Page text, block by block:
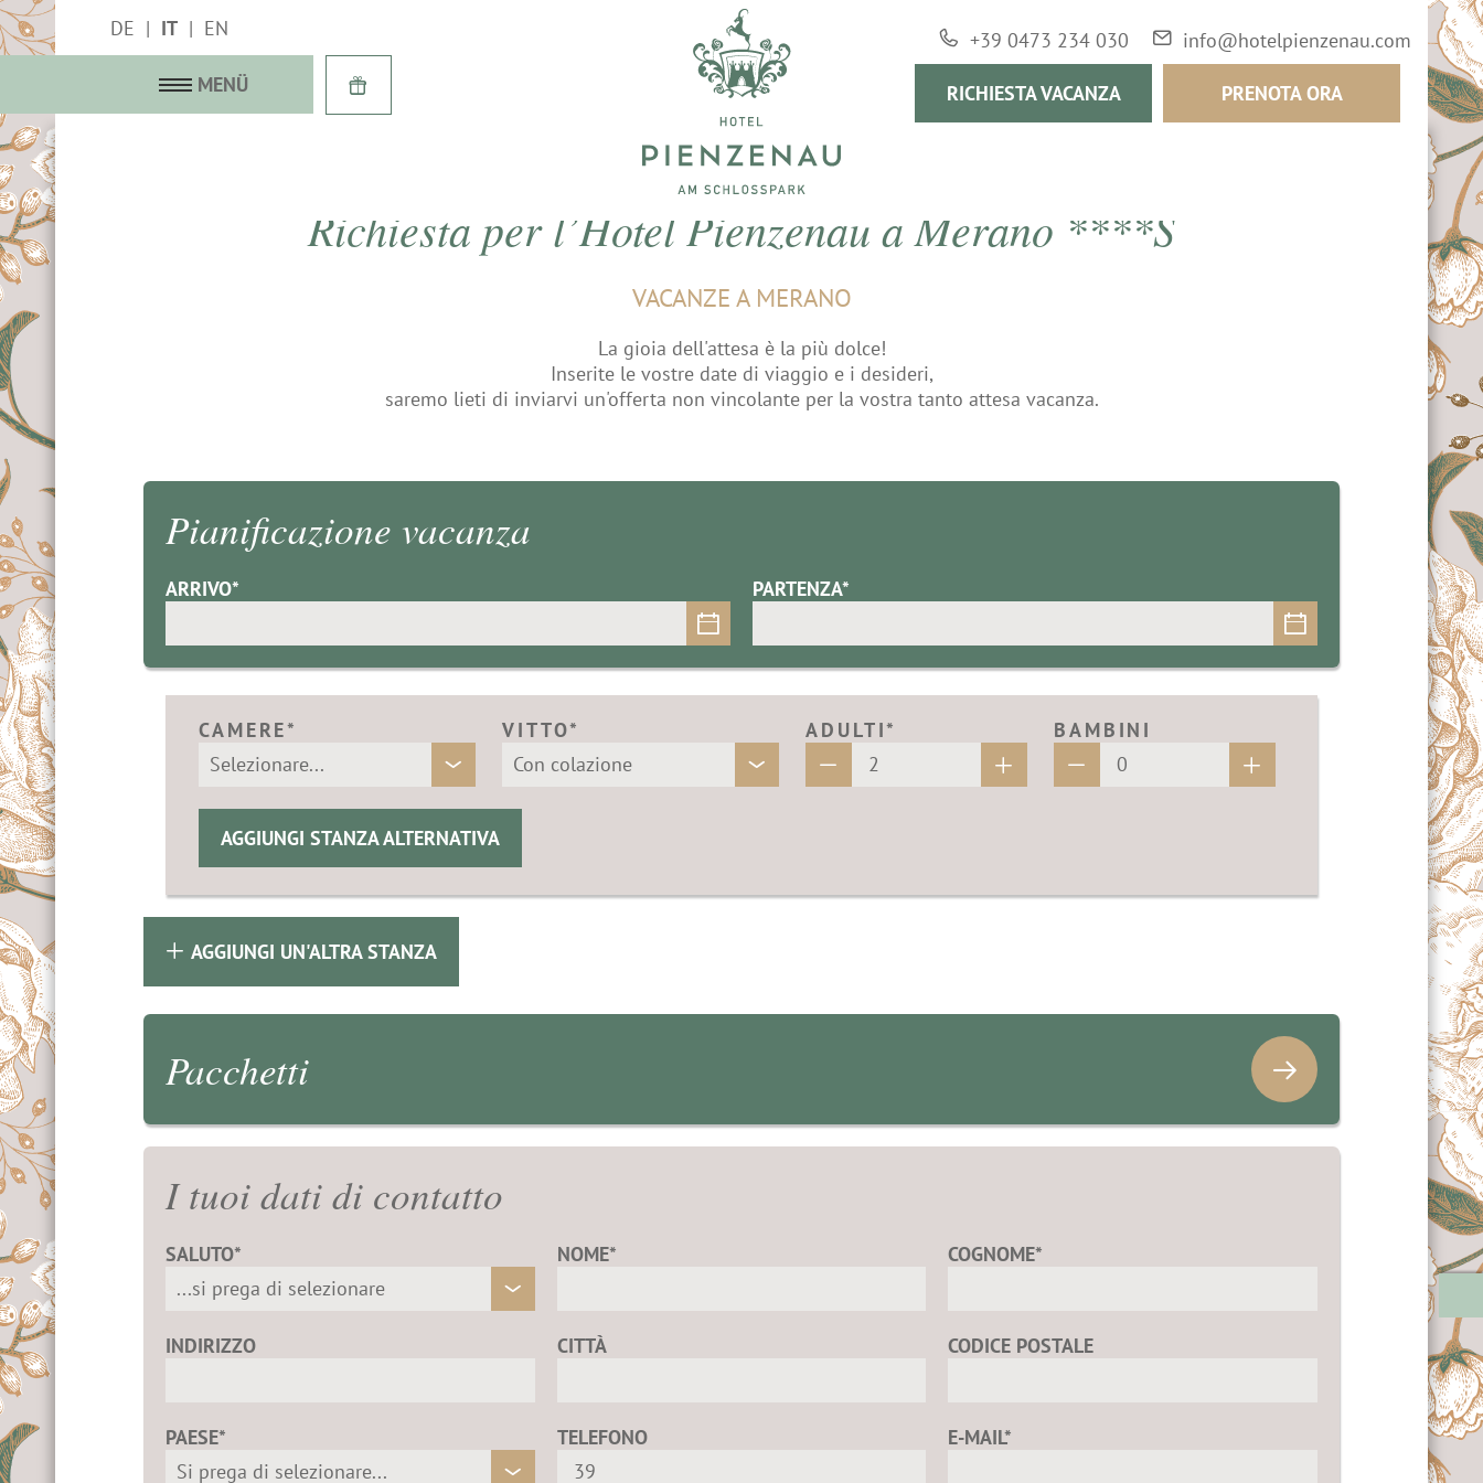
DE IT EN +39 0473 234 030 info@hotelpienzenau.com
RICHIESTA VACANZA PRENOTA ORA
di storia
Rose
Contatti
Suite
Last minute
Merano
& Alpinismo
bicicletta
a Merano
MENÜ
Richiesta per l’Hotel Pienzenau a Merano ****S
VACANZE A MERANO
La gioia dell'attesa è la più dolce!
Inserite le vostre date di viaggio e i desideri,
saremo lieti di inviarvi un'offerta non vincolante per la vostra tanto attesa vacanza.
Pianificazione vacanza
ARRIVO* PARTENZA*
CAMERE* VITTO* ADULTI* BAMBINI
AGGIUNGI STANZA ALTERNATIVA
AGGIUNGI UN'ALTRA STANZA
Pacchetti
I tuoi dati di contatto
SALUTO* NOME* COGNOME*
INDIRIZZO CITTÀ CODICE POSTALE
PAESE* TELEFONO E-MAIL*